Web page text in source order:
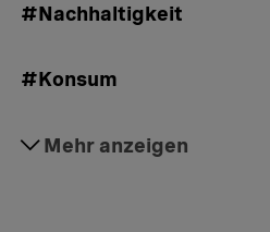
#Nachhaltigkeit
#Konsum
Mehr anzeigen
#Perspektive